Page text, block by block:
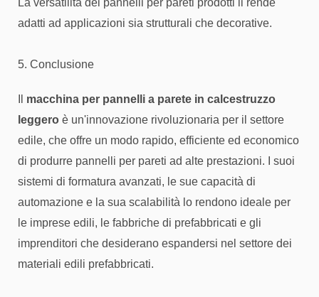
La versatilità dei pannelli per pareti prodotti li rende
adatti ad applicazioni sia strutturali che decorative.
5. Conclusione
macchina per pannelli a parete in calcestruzzo
leggero è un'innovazione rivoluzionaria per il settore
edile, che offre un modo rapido, efficiente ed economico
di produrre pannelli per pareti ad alte prestazioni. I suoi
sistemi di formatura avanzati, le sue capacità di
automazione e la sua scalabilità lo rendono ideale per
le imprese edili, le fabbriche di prefabbricati e gli
imprenditori che desiderano espandersi nel settore dei
materiali edili prefabbricati.